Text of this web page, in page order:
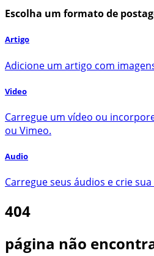
Escolha um formato de
Artigo
Adicione um artigo com
Video
Carregue um vídeo ou
ou Vimeo.
Audio
Carregue seus áudios e crie
404
página não